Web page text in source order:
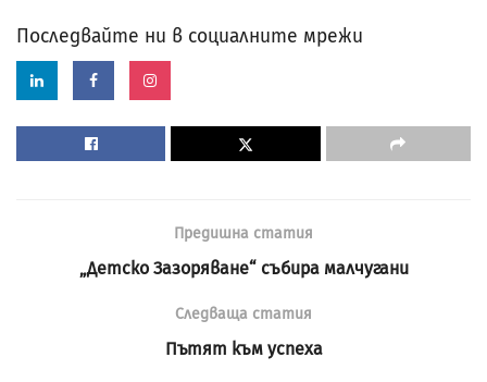
Последвайте ни в социалните мрежи
Предишна статия
„Детско Зазоряване“ събира малчугани
Следваща статия
Пътят към успеха